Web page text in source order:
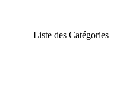
Liste des Catégories